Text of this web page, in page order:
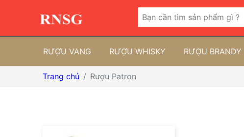
RƯỢU VANG RƯỢU WHISKY RƯỢU BRANDY
Trang chủ Rượu Patron